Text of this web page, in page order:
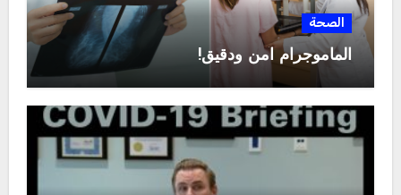
الصحة
الماموجرام آمن ودقيق!